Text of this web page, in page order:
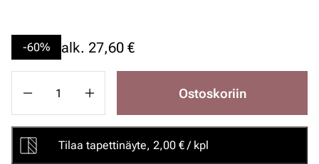
-60% alk. 27,60 €
Ostoskoriin
Tilaa tapettinäyte, 2,00 € / kpl